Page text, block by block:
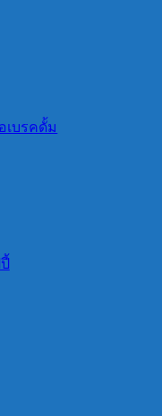
เบรคดั้ม